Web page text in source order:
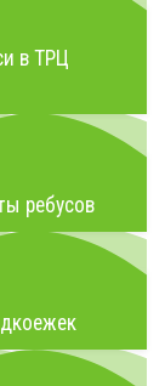
в ТРЦ
ребусов